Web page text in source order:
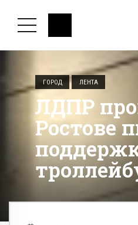
ГОРОД ЛЕНТА
ЛДПР
Ростове